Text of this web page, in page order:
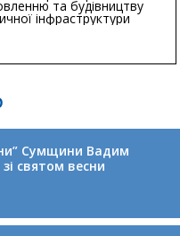
та будівництву
інфраструктури
Сумщини Вадим
святом весни